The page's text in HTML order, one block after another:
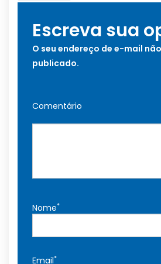
Escreva sua
O seu endereço de e-mail
publicado.
Comentário
Nome*
Email*